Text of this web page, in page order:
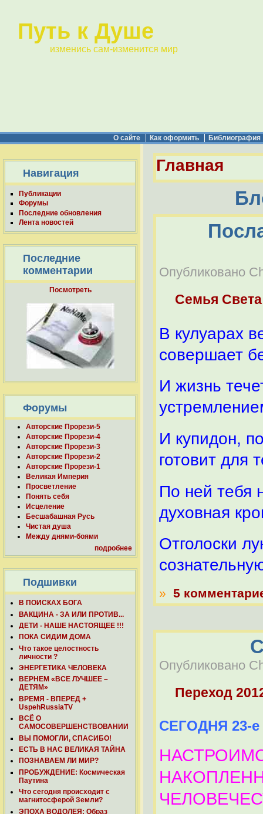
Путь к Душе
изменись сам-изменится мир
О сайте Как оформить Библиография
Навигация
Публикации
Форумы
Последние обновления
Лента новостей
Последние
комментарии
Посмотреть
Форумы
Авторские Прорези-5
Авторские Прорези-4
Авторские Прорези-3
Авторские Прорези-2
Авторские Прорези-1
Великая Империя
Просветление
Понять себя
Исцеление
Бесшабашная Русь
Чистая душа
Между днями-боями
подробнее
Подшивки
В ПОИСКАХ БОГА
ВАКЦИНА - ЗА ИЛИ ПРОТИВ...
ДЕТИ - НАШЕ НАСТОЯЩЕЕ !!!
ПОКА СИДИМ ДОМА
Что такое целостность
личности ?
ЭНЕРГЕТИКА ЧЕЛОВЕКА
ВЕРНЕМ «ВСЕ ЛУЧШЕЕ –
ДЕТЯМ»
ВРЕМЯ - ВПЕРЕД +
UspehRussiaTV
ВСЁ О
САМОСОВЕРШЕНСТВОВАНИИ
ВЫ ПОМОГЛИ, СПАСИБО!
ЕСТЬ В НАС ВЕЛИКАЯ ТАЙНА
ПОЗНАВАЕМ ЛИ МИР?
ПРОБУЖДЕНИЕ: Космическая
Паутина
Что сегодня происходит с
магнитосферой Земли?
ЭПОХА ВОДОЛЕЯ: Образ
Главная
Опубликовано
Семья Света
В кулуарах
совершает
И жизнь
И купидон,
готовит для
По ней тебя
духовная
Отголоски
» 5
Опубликовано
Переход
СЕГОДНЯ 23-